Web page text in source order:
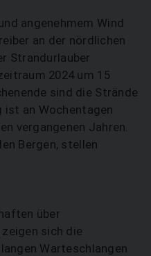
angenehmem Wind
an der nördlichen
Strandurlauber
2024 um 15
sind die Strände
ist an Wochentagen
vergangenen Jahren.
Bergen, stellen
über
sich die
Warteschlangen